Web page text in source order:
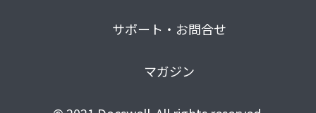
サポート・お問合せ
マガジン